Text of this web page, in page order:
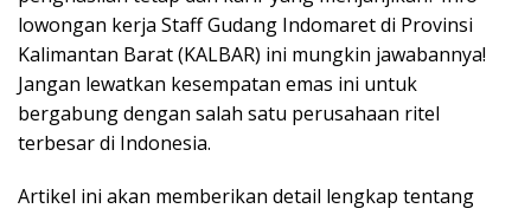
lowongan kerja Staff Gudang Indomaret di Provinsi
Kalimantan Barat (KALBAR) ini mungkin jawabannya!
Jangan lewatkan kesempatan emas ini untuk
bergabung dengan salah satu perusahaan ritel
terbesar di Indonesia.
Artikel ini akan memberikan detail lengkap tentang